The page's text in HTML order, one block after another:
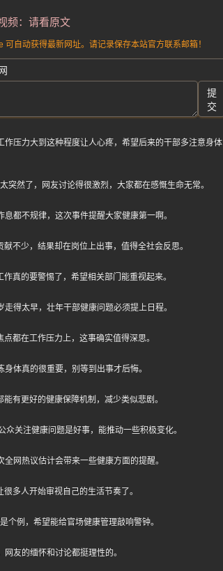
频：请看原文
自动获得最新网址。请记录保存本站官方联系邮箱！
提
交
压力大到这种程度让人心疼，希望后来的干部多注意身体
然了，网友讨论得很激烈，大家都在感慨生命无常。
都不规律，这次事件提醒大家健康第一啊。
不少，结果却在岗位上出事，值得全社会反思。
真的要警惕了，希望相关部门能重视起来。
得太早，壮年干部健康问题必须提上日程。
都在工作压力上，这事确实值得深思。
体真的很重要，别等到出事才后悔。
有更好的健康保障机制，减少类似悲剧。
关注健康问题是好事，能推动一些积极变化。
网热议估计会带来一些健康方面的提醒。
多人开始审视自己的生活节奏了。
个例，希望能给官场健康管理敲响警钟。
友的缅怀和讨论都挺理性的。